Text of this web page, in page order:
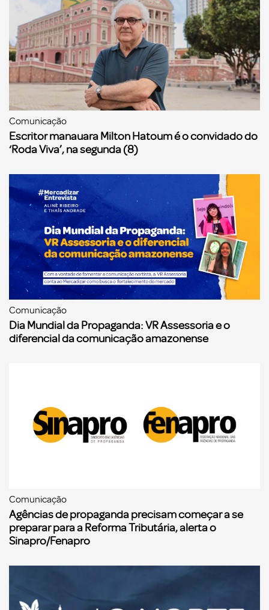
Comunicação
Escritor manauara Milton Hatoum é o convidado do
‘Roda Viva’, na segunda (8)
Comunicação
Dia Mundial da Propaganda: VR Assessoria e o
diferencial da comunicação amazonense
Comunicação
Agências de propaganda precisam começar a se
preparar para a Reforma Tributária, alerta o
Sinapro/Fenapro